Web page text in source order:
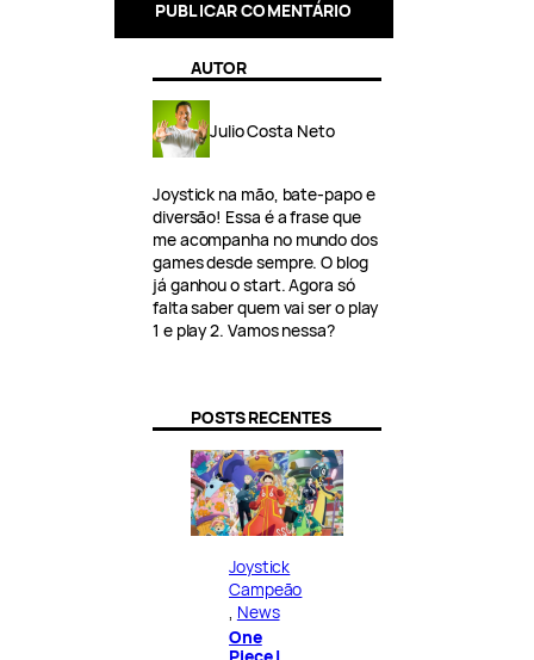
AUTOR
Julio Costa Neto
Joystick na mão, bate-papo e
diversão! Essa é a frase que
me acompanha no mundo dos
games desde sempre. O blog
já ganhou o start. Agora só
falta saber quem vai ser o play
1 e play 2. Vamos nessa?
POSTS RECENTES
Joystick
Campeão
News
One
Piece |